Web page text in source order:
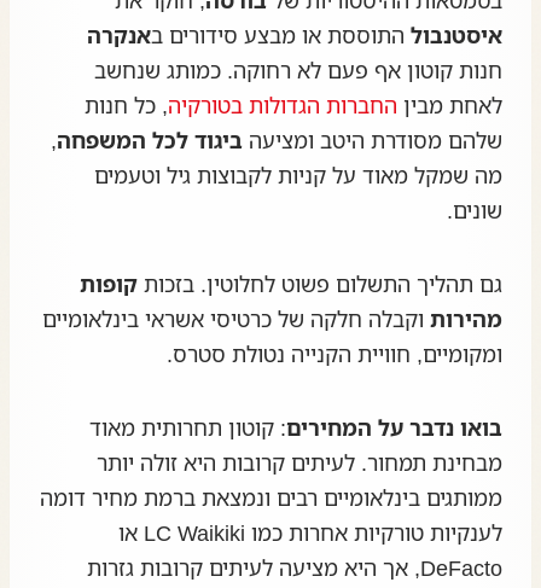
איסטנבול התוססת או מבצע סידורים באנקרה
חנות קוטון אף פעם לא רחוקה. כמותג שנחשב
לאחת מבין החברות הגדולות בטורקיה, כל חנות
שלהם מסודרת היטב ומציעה ביגוד לכל המשפחה,
מה שמקל מאוד על קניות לקבוצות גיל וטעמים
שונים.
גם תהליך התשלום פשוט לחלוטין. בזכות קופות
מהירות וקבלה חלקה של כרטיסי אשראי בינלאומיים
ומקומיים, חוויית הקנייה נטולת סטרס.
בואו נדבר על המחירים: קוטון תחרותית מאוד
מבחינת תמחור. לעיתים קרובות היא זולה יותר
ממותגים בינלאומיים רבים ונמצאת ברמת מחיר דומה
לענקיות טורקיות אחרות כמו LC Waikiki או
DeFacto, אך היא מציעה לעיתים קרובות גזרות